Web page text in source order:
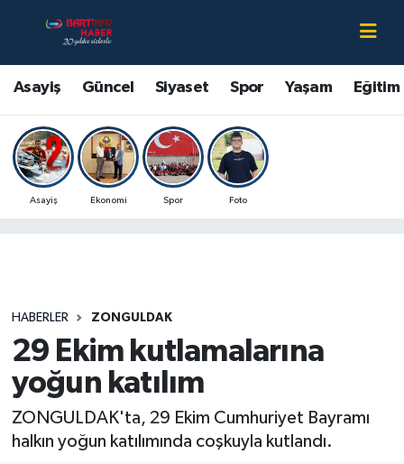
Asayiş Güncel Siyaset Spor Yaşam Eğitim
Asayiş Ekonomi Spor Foto
HABERLER ZONGULDAK
29 Ekim kutlamalarına
yoğun katılım
ZONGULDAK'ta, 29 Ekim Cumhuriyet Bayramı
halkın yoğun katılımında coşkuyla kutlandı.
Asayiş
Bartın Hakkında
Çevre
Eğitim
Kültür-Sanat
Magazin
Medya
Bartın Nöbetçi Eczaneler
Bartın Hava Durumu
Bartin Namaz Vakitleri
Bartın Trafik Yoğunluk Haritası
Son Dakika Haberleri
Haber Arşivi